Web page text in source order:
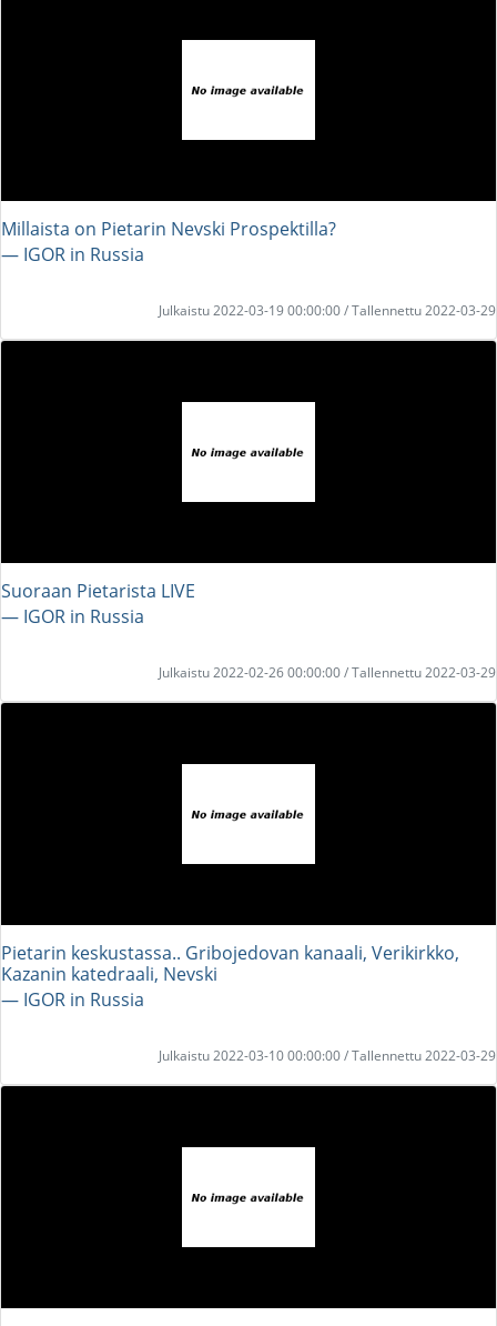
Millaista on Pietarin Nevski Prospektilla?
― IGOR in Russia
Julkaistu 2022-03-19 00:00:00 / Tallennettu 2022-03-29
Suoraan Pietarista LIVE
― IGOR in Russia
Julkaistu 2022-02-26 00:00:00 / Tallennettu 2022-03-29
Pietarin keskustassa.. Gribojedovan kanaali, Verikirkko,
Kazanin katedraali, Nevski
― IGOR in Russia
Julkaistu 2022-03-10 00:00:00 / Tallennettu 2022-03-29